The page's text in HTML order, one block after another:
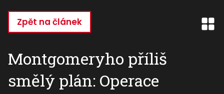
hlavnímu
Zpět na článek
Montgomeryho příliš
smělý plán: Operace